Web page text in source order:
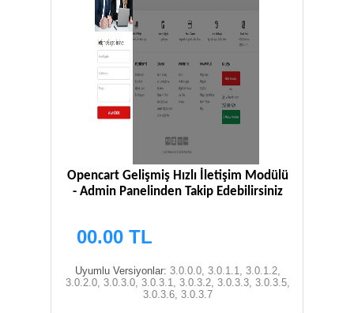
Opencart Gelişmiş Hızlı İletişim Modülü
- Admin Panelinden Takip Edebilirsiniz
00.00 TL
Uyumlu Versiyonlar: 3.0.0.0, 3.0.1.1, 3.0.1.2,
3.0.2.0, 3.0.3.0, 3.0.3.1, 3.0.3.2, 3.0.3.3, 3.0.3.5,
3.0.3.6, 3.0.3.7